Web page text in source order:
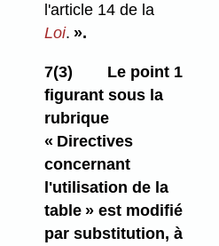
l'article 14 de la
Loi. ».
7(3)
Le point 1
figurant sous la
rubrique
« Directives
concernant
l'utilisation de la
table » est modifié
par substitution, à